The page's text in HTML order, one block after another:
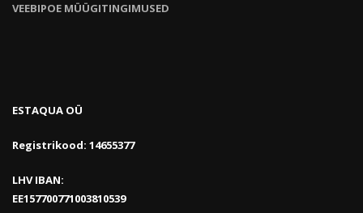
VEEBIPOE MÜÜGITINGIMUSED
ESTAQUA OÜ
Registrikood: 14655377
LHV IBAN:
EE157700771003810539